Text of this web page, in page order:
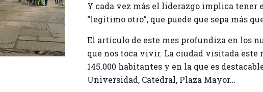
Y cada vez más el liderazgo implica tener
“legítimo otro”, que puede que sepa más
El artículo de este mes profundiza en los
que nos toca vivir. La ciudad visitada este
145.000 habitantes y en la que es
Universidad, Catedral, Plaza Mayor…